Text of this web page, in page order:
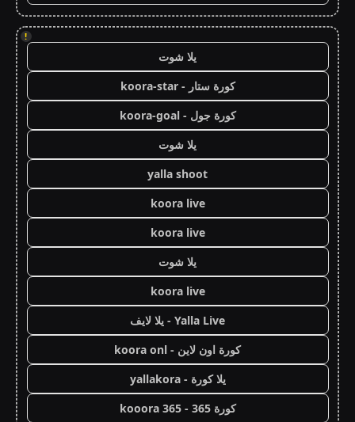
!
يلا شوت
كورة ستار - koora-star
كورة جول - koora-goal
يلا شوت
yalla shoot
koora live
koora live
يلا شوت
koora live
Yalla Live - يلا لايف
كورة اون لاين - koora onl
يلا كورة - yallakora
كورة 365 - kooora 365